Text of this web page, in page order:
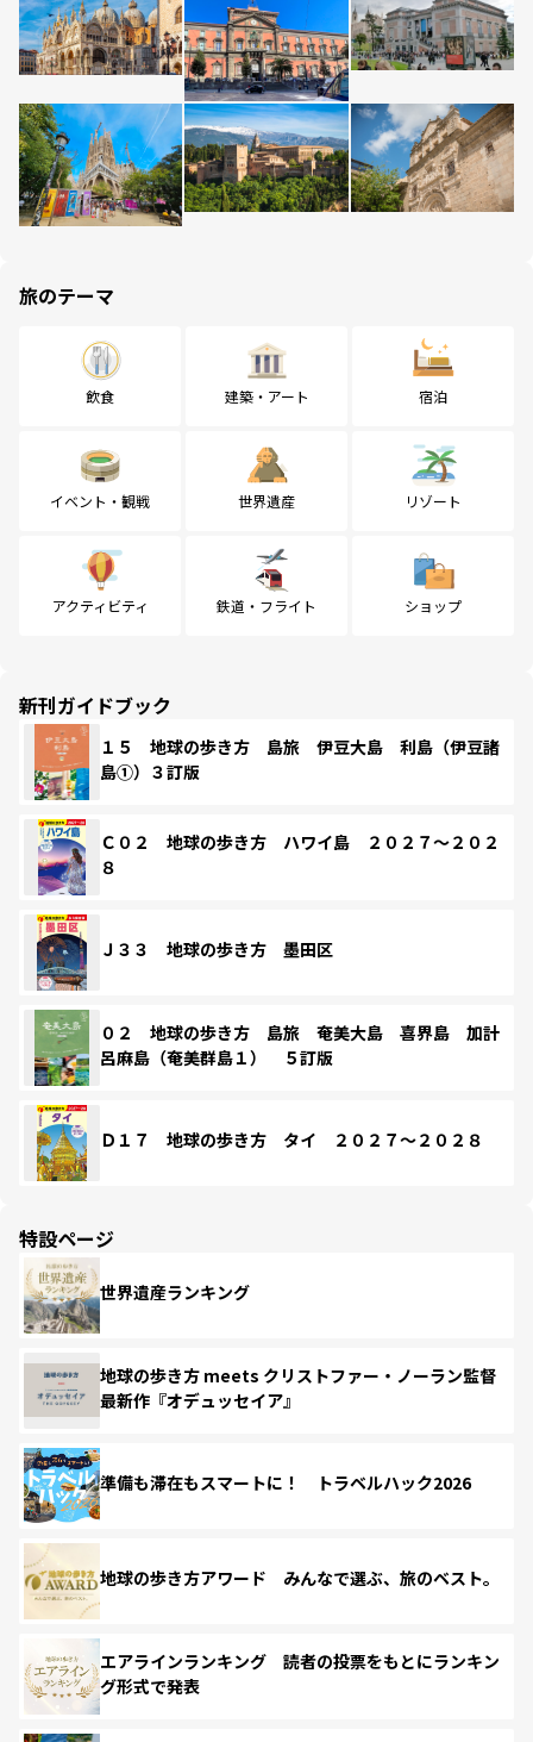
旅のテーマ
飲食 建築・アート 宿泊
イベント・観戦 世界遺産 リゾート
アクティビティ 鉄道・フライト ショップ
新刊ガイドブック
１５ 地球の歩き方 島旅 伊豆大島 利島（伊豆諸
島①）３訂版
Ｃ０２ 地球の歩き方 ハワイ島 ２０２７～２０２
８
Ｊ３３ 地球の歩き方 墨田区
０２ 地球の歩き方 島旅 奄美大島 喜界島 加計
呂麻島（奄美群島１） ５訂版
Ｄ１７ 地球の歩き方 タイ ２０２７～２０２８
特設ページ
世界遺産ランキング
地球の歩き方 meets クリストファー・ノーラン監督
最新作『オデュッセイア』
準備も滞在もスマートに！ トラベルハック2026
地球の歩き方アワード みんなで選ぶ、旅のベスト。
エアラインランキング 読者の投票をもとにランキン
グ形式で発表